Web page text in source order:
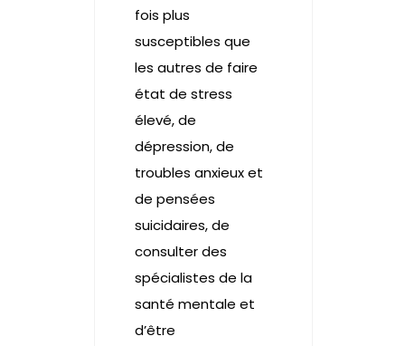
fois plus
susceptibles que
les autres de faire
état de stress
élevé, de
dépression, de
troubles anxieux et
de pensées
suicidaires, de
consulter des
spécialistes de la
santé mentale et
d’être